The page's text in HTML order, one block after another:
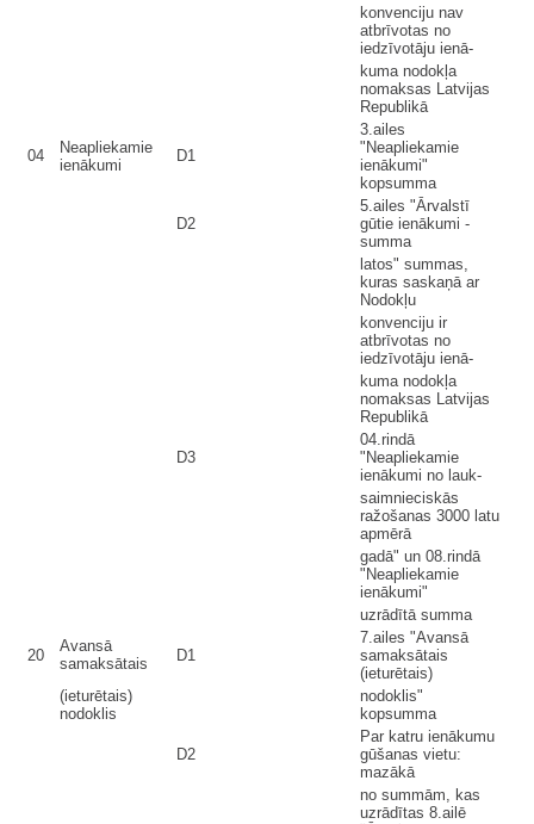
konvenciju nav
atbrīvotas no
iedzīvotāju ienā-
kuma nodokļa
nomaksas Latvijas
Republikā
04
Neapliekamie
ienākumi
D1
3.ailes
"Neapliekamie
ienākumi"
kopsumma
D2
5.ailes "Ārvalstī
gūtie ienākumi -
summa
latos" summas,
kuras saskaņā ar
Nodokļu
konvenciju ir
atbrīvotas no
iedzīvotāju ienā-
kuma nodokļa
nomaksas Latvijas
Republikā
D3
04.rindā
"Neapliekamie
ienākumi no lauk-
saimnieciskās
ražošanas 3000 latu
apmērā
gadā" un 08.rindā
"Neapliekamie
ienākumi"
uzrādītā summa
20
Avansā
samaksātais
D1
7.ailes "Avansā
samaksātais
(ieturētais)
(ieturētais)
nodoklis
nodoklis"
kopsumma
D2
Par katru ienākumu
gūšanas vietu:
mazākā
no summām, kas
uzrādītas 8.ailē